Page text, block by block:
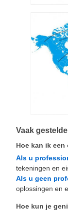
Vaak
Hoe kan ik
Als u
tekeningen en
Als u geen
oplossingen en
Hoe kun je